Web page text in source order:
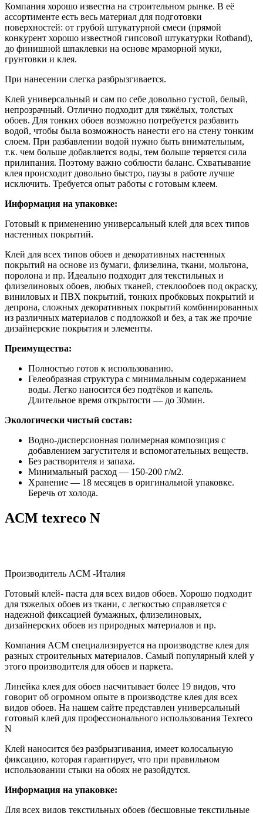
Компания хорошо известна на строительном рынке. В её
ассортименте есть весь материал для подготовки
поверхностей: от грубой штукатурной смеси (прямой
конкурент хорошо известной гипсовой штукатурки Rotband),
до финишной шпаклевки на основе мраморной муки,
грунтовки и клея.
При нанесении слегка разбрызгивается.
Клей универсальный и сам по себе довольно густой, белый,
непрозрачный. Отлично подходит для тяжёлых, толстых
обоев. Для тонких обоев возможно потребуется разбавить
водой, чтобы была возможность нанести его на стену тонким
слоем. При разбавлении водой нужно быть внимательным,
т.к. чем больше добавляется воды, тем больше теряется сила
прилипания. Поэтому важно соблюсти баланс. Схватывание
клея происходит довольно быстро, паузы в работе лучше
исключить. Требуется опыт работы с готовым клеем.
Информация на упаковке:
Готовый к применению универсальный клей для всех типов
настенных покрытий.
Клей для всех типов обоев и декоративных настенных
покрытий на основе из бумаги, флизелина, ткани, мольтона,
поролона и пр. Идеально подходит для текстильных и
флизелиновых обоев, любых тканей, стеклообоев под окраску,
виниловых и ПВХ покрытий, тонких пробковых покрытий и
депрона, сложных декоративных покрытий комбинированных
из различных материалов с подложкой и без, а так же прочие
дизайнерские покрытия и элементы.
Преимущества:
Полностью готов к использованию.
Гелеобразная структура с минимальным содержанием
воды. Легко наносится без подтёков и капель.
Длительное время открытости — до 30мин.
Экологически чистый состав:
Водно-дисперсионная полимерная композиция с
добавлением загустителя и вспомогательных веществ.
Без растворителя и запаха.
Минимальный расход — 150-200 г/м2.
Хранение — 18 месяцев в оригинальной упаковке.
Беречь от холода.
ACM texreco N
Производитель ACM -Италия
Готовый клей- паста для всех видов обоев. Хорошо подходит
для тяжелых обоев из ткани, с легкостью справляется с
надежной фиксацией бумажных, флизелиновых,
дизайнерских обоев из природных материалов и пр.
Компания ACM специализируется на производстве клея для
разных строительных материалов. Самый популярный клей у
этого производителя для обоев и паркета.
Линейка клея для обоев насчитывает более 19 видов, что
говорит об огромном опыте в производстве клея для всех
видов обоев. На нашем сайте представлен универсальный
готовый клей для профессионального использования Texreco
N
Клей наносится без разбрызгивания, имеет колосальную
фиксацию, которая гарантирует, что при правильном
использовании стыки на обоях не разойдутся.
Информация на упаковке:
Для всех видов текстильных обоев (бесшовные текстильные